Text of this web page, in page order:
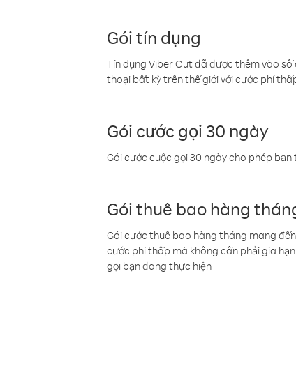
Gói tín dụng
Tín dụng Viber Out đã được thêm vào
thoại bất kỳ trên thế giới với cước phí
Gói cước gọi 30 ngày
Gói cước cuộc gọi 30 ngày cho phép
Gói thuê bao hàng
Gói cước thuê bao hàng tháng mang
cước phí thấp mà không cần phải gia
gọi bạn đang thực hiện